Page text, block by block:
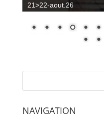
21>22-aout.26
NAVIGATION